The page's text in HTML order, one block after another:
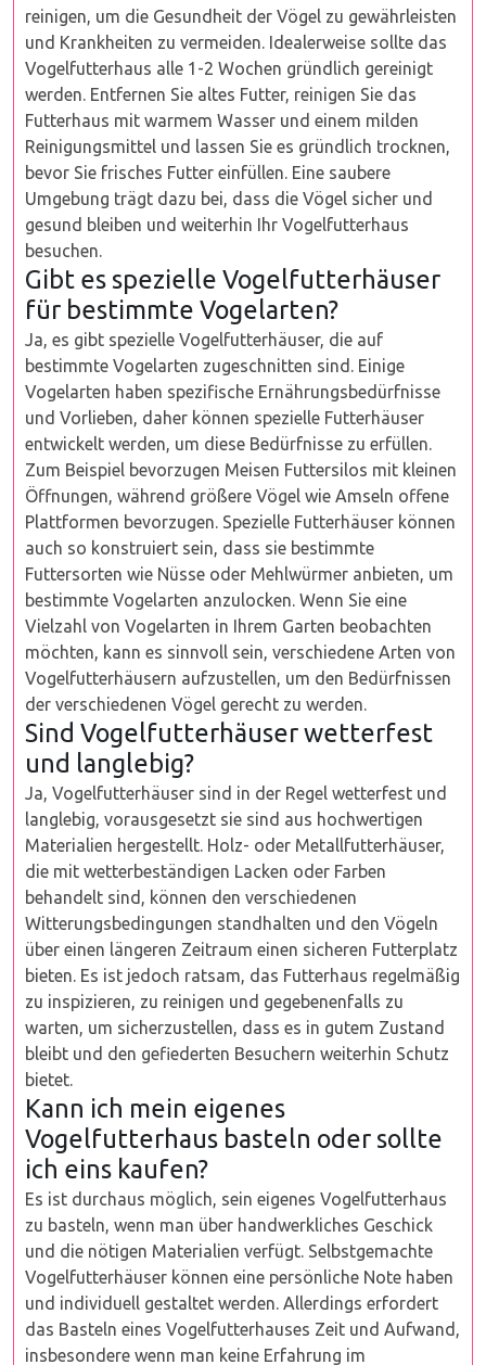
reinigen, um die Gesundheit der Vögel zu gewährleisten
und Krankheiten zu vermeiden. Idealerweise sollte das
Vogelfutterhaus alle 1-2 Wochen gründlich gereinigt
werden. Entfernen Sie altes Futter, reinigen Sie das
Futterhaus mit warmem Wasser und einem milden
Reinigungsmittel und lassen Sie es gründlich trocknen,
bevor Sie frisches Futter einfüllen. Eine saubere
Umgebung trägt dazu bei, dass die Vögel sicher und
gesund bleiben und weiterhin Ihr Vogelfutterhaus
besuchen.
Gibt es spezielle Vogelfutterhäuser
für bestimmte Vogelarten?
Ja, es gibt spezielle Vogelfutterhäuser, die auf
bestimmte Vogelarten zugeschnitten sind. Einige
Vogelarten haben spezifische Ernährungsbedürfnisse
und Vorlieben, daher können spezielle Futterhäuser
entwickelt werden, um diese Bedürfnisse zu erfüllen.
Zum Beispiel bevorzugen Meisen Futtersilos mit kleinen
Öffnungen, während größere Vögel wie Amseln offene
Plattformen bevorzugen. Spezielle Futterhäuser können
auch so konstruiert sein, dass sie bestimmte
Futtersorten wie Nüsse oder Mehlwürmer anbieten, um
bestimmte Vogelarten anzulocken. Wenn Sie eine
Vielzahl von Vogelarten in Ihrem Garten beobachten
möchten, kann es sinnvoll sein, verschiedene Arten von
Vogelfutterhäusern aufzustellen, um den Bedürfnissen
der verschiedenen Vögel gerecht zu werden.
Sind Vogelfutterhäuser wetterfest
und langlebig?
Ja, Vogelfutterhäuser sind in der Regel wetterfest und
langlebig, vorausgesetzt sie sind aus hochwertigen
Materialien hergestellt. Holz- oder Metallfutterhäuser,
die mit wetterbeständigen Lacken oder Farben
behandelt sind, können den verschiedenen
Witterungsbedingungen standhalten und den Vögeln
über einen längeren Zeitraum einen sicheren Futterplatz
bieten. Es ist jedoch ratsam, das Futterhaus regelmäßig
zu inspizieren, zu reinigen und gegebenenfalls zu
warten, um sicherzustellen, dass es in gutem Zustand
bleibt und den gefiederten Besuchern weiterhin Schutz
bietet.
Kann ich mein eigenes
Vogelfutterhaus basteln oder sollte
ich eins kaufen?
Es ist durchaus möglich, sein eigenes Vogelfutterhaus
zu basteln, wenn man über handwerkliches Geschick
und die nötigen Materialien verfügt. Selbstgemachte
Vogelfutterhäuser können eine persönliche Note haben
und individuell gestaltet werden. Allerdings erfordert
das Basteln eines Vogelfutterhauses Zeit und Aufwand,
insbesondere wenn man keine Erfahrung im